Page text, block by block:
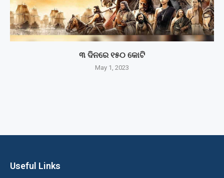
୩ ଦିନରେ ୧୫୦ କୋଟି
May 1, 2023
Useful Links